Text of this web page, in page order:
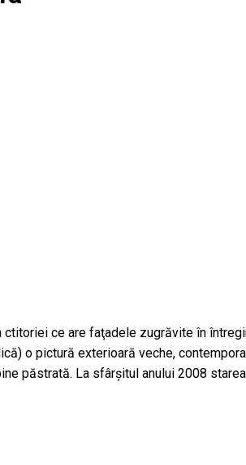
ce are faţadele zugrăvite în
o pictură exterioară veche,
păstrată. La sfârşitul anului 2008